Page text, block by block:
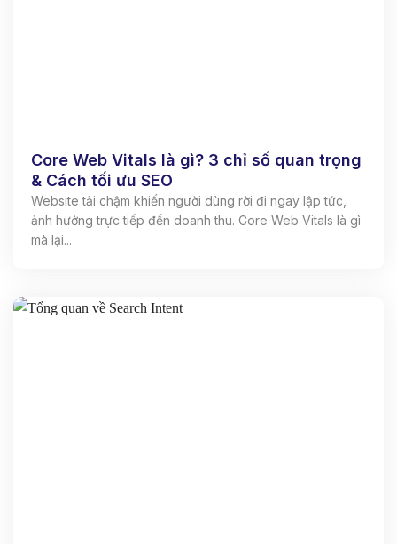
Core Web Vitals là gì? 3 chỉ số quan trọng
& Cách tối ưu SEO
Website tải chậm khiến người dùng rời đi ngay lập tức,
ảnh hưởng trực tiếp đến doanh thu. Core Web Vitals là gì
mà lại...